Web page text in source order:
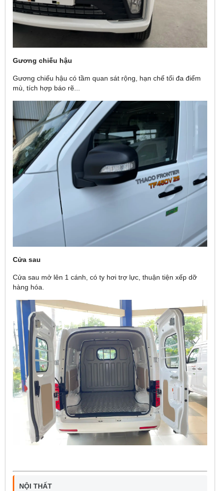
Gương chiếu hậu
Gương chiếu hậu có tầm quan sát rộng, hạn chế tối đa điểm
mù, tích hợp báo rẽ...
Cửa sau
Cửa sau mở lên 1 cánh, có ty hơi trợ lực, thuận tiện xếp dỡ
hàng hóa.
NỘI THẤT